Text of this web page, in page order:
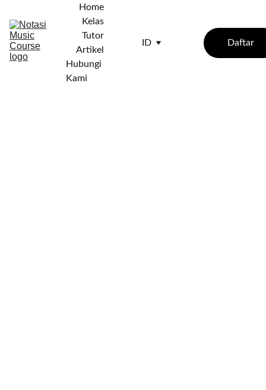
Home
Kelas
Tutor
Artikel
Hubungi
Kami
ID Daftar